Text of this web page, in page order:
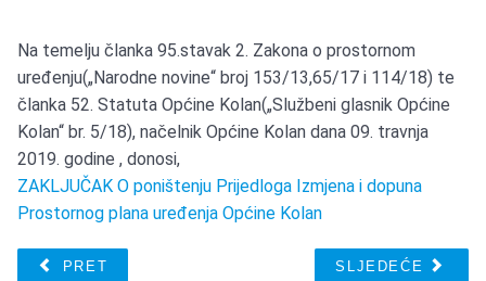
Na temelju članka 95.stavak 2. Zakona o prostornom
uređenju(„Narodne novine“ broj 153/13,65/17 i 114/18) te
članka 52. Statuta Općine Kolan(„Službeni glasnik Općine
Kolan“ br. 5/18), načelnik Općine Kolan dana 09. travnja
2019. godine , donosi,
ZAKLJUČAK O poništenju Prijedloga Izmjena i dopuna
Prostornog plana uređenja Općine Kolan
PRET SLJEDEĆE